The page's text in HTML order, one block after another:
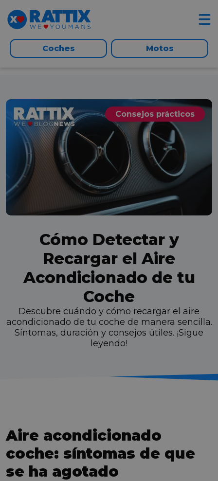
Coches Motos
Consejos prácticos
Cómo Detectar y
Recargar el Aire
Acondicionado de tu
Coche
Descubre cuándo y cómo recargar el aire
acondicionado de tu coche de manera sencilla.
Síntomas, duración y consejos útiles. ¡Sigue
leyendo!
Aire acondicionado
coche: síntomas de que
se ha agotado